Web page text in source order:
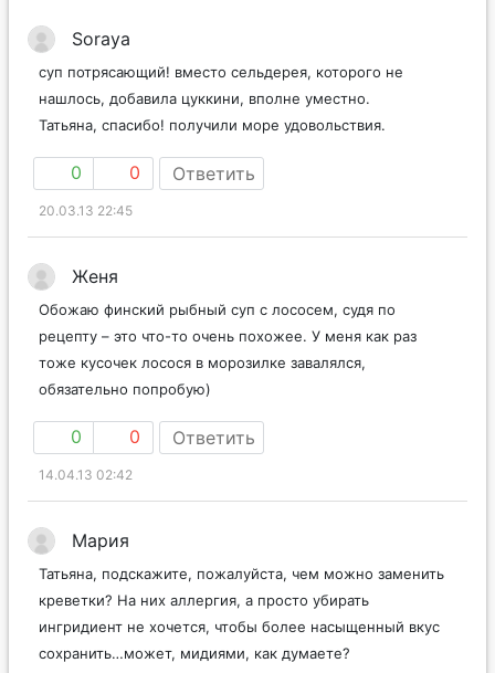
Soraya
суп потрясающий! вместо сельдерея, которого не
нашлось, добавила цуккини, вполне уместно.
Татьяна, спасибо! получили море удовольствия.
0 0 Ответить
20.03.13 22:45
Женя
Обожаю финский рыбный суп с лососем, судя по
рецепту – это что-то очень похожее. У меня как раз
тоже кусочек лосося в морозилке завалялся,
обязательно попробую)
0 0 Ответить
14.04.13 02:42
Мария
Татьяна, подскажите, пожалуйста, чем можно заменить
креветки? На них аллергия, а просто убирать
ингридиент не хочется, чтобы более насыщенный вкус
сохранить…может, мидиями, как думаете?